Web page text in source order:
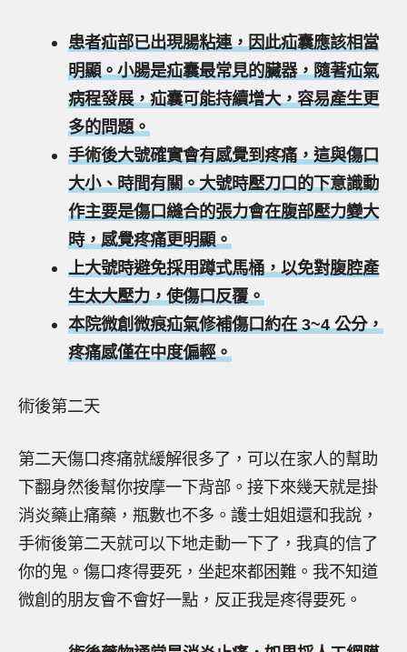
患者疝部已出現腸粘連，因此疝囊應該相當
明顯。小腸是疝囊最常見的臟器，隨著疝氣
病程發展，疝囊可能持續增大，容易產生更
多的問題。
手術後大號確實會有感覺到疼痛，這與傷口
大小、時間有關。大號時壓刀口的下意識動
作主要是傷口縫合的張力會在腹部壓力變大
時，感覺疼痛更明顯。
上大號時避免採用蹲式馬桶，以免對腹腔產
生太大壓力，使傷口反覆。
本院微創微痕疝氣修補傷口約在 3~4 公分，
疼痛感僅在中度偏輕。
術後第二天
第二天傷口疼痛就緩解很多了，可以在家人的幫助
下翻身然後幫你按摩一下背部。接下來幾天就是掛
消炎藥止痛藥，瓶數也不多。護士姐姐還和我說，
手術後第二天就可以下地走動一下了，我真的信了
你的鬼。傷口疼得要死，坐起來都困難。我不知道
微創的朋友會不會好一點，反正我是疼得要死。